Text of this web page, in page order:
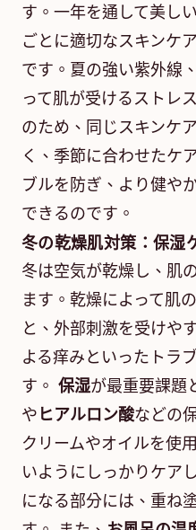
す。一年を通して美し
ごとに適切なスキンケ
です。夏の強い紫外線
って肌が受けるストレ
のため、同じスキンケ
く、季節に合わせたケ
ブルを防ぎ、より健や
できるのです。
冬の乾燥肌対策：保湿
冬は空気が乾燥し、肌
ます。乾燥によって肌
と、外部刺激を受けや
よる痒みといったトラ
す。 保湿が最重要課題
や ヒアルロン酸などの
クリームやオイルを使
いようにしっかりケア
になる部分には、重ね